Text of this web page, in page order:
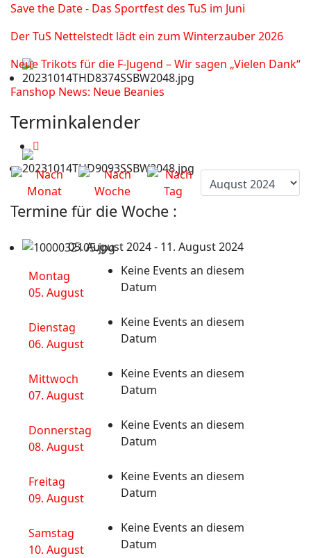
Save the Date - Das Sportfest des TuS im Juni
Der TuS Nettelstedt lädt ein zum Winterzauber 2026
Neue Trikots für die F-Jugend – Wir sagen „Vielen Dank“
Fanshop News: Neue Beanies
Terminkalender
Termine für die Woche :
05. August 2024 - 11. August 2024
Montag
05. August
Keine Events an diesem
Datum
Dienstag
06. August
Keine Events an diesem
Datum
Mittwoch
07. August
Keine Events an diesem
Datum
Donnerstag
08. August
Keine Events an diesem
Datum
Freitag
09. August
Keine Events an diesem
Datum
Samstag
10. August
Keine Events an diesem
Datum